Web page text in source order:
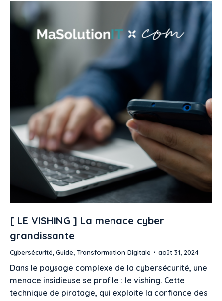
[ LE VISHING ] La menace cyber
grandissante
Cybersécurité, Guide, Transformation Digitale août 31, 2024
Dans le paysage complexe de la cybersécurité, une
menace insidieuse se profile : le vishing. Cette
technique de piratage, qui exploite la confiance des